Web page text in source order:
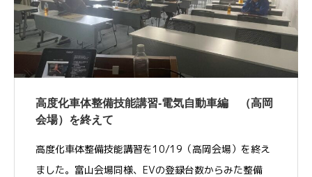
高度化車体整備技能講習-電気自動車編 （高岡
会場）を終えて
高度化車体整備技能講習を10/19（高岡会場）を終え
ました。富山会場同様、EVの登録台数からみた整備